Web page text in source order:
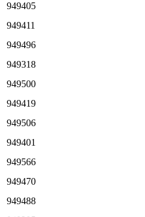
949405
949411
949496
949318
949500
949419
949506
949401
949566
949470
949488